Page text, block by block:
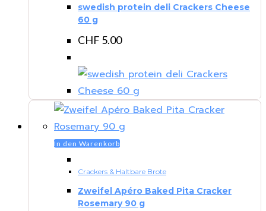
swedish protein deli Crackers Cheese
60 g
CHF 5.00
In den Warenkorb
Crackers & Haltbare Brote
Zweifel Apéro Baked Pita Cracker
Rosemary 90 g